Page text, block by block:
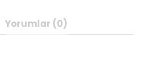
Yorumlar (0)